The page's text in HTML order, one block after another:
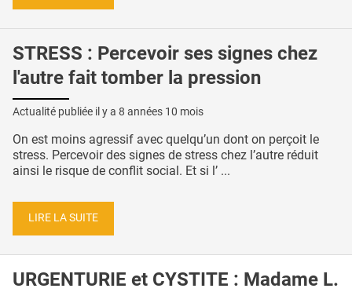
STRESS : Percevoir ses signes chez
l'autre fait tomber la pression
Actualité publiée il y a 8 années 10 mois
On est moins agressif avec quelqu’un dont on perçoit le
stress. Percevoir des signes de stress chez l’autre réduit
ainsi le risque de conflit social. Et si l’ ...
LIRE LA SUITE
URGENTURIE et CYSTITE : Madame L.